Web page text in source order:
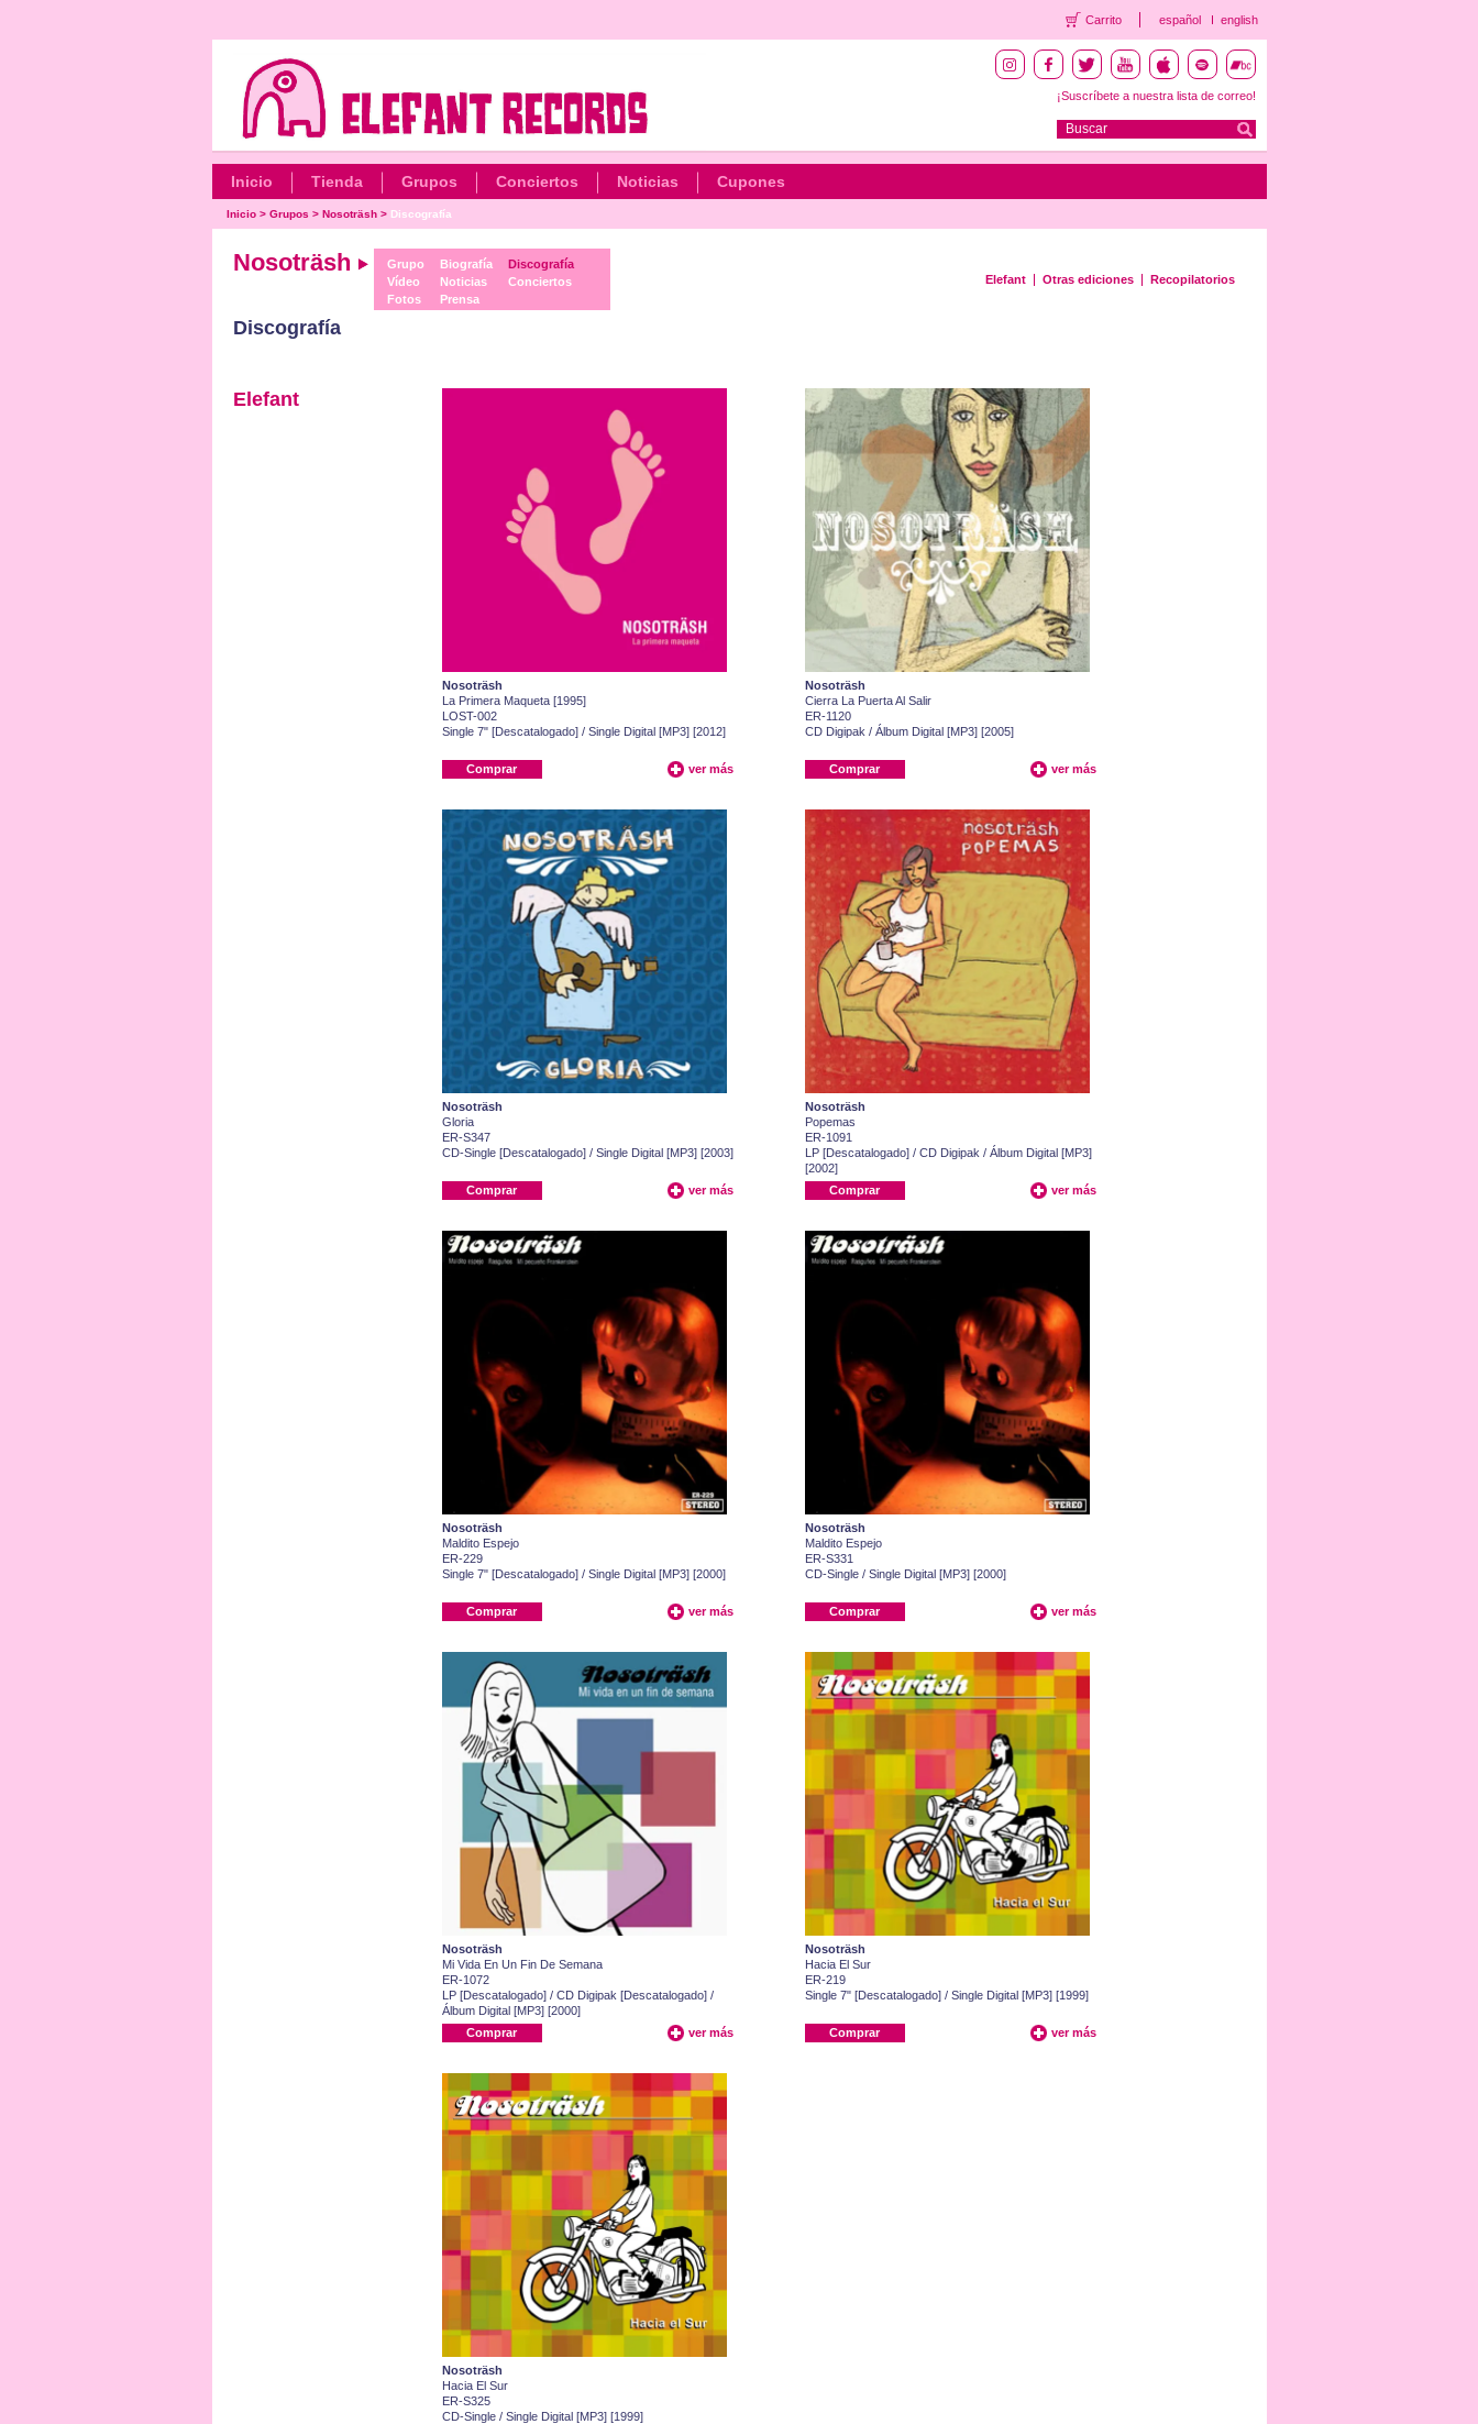
Carrito español english
¡Suscríbete a nuestra lista de correo!
Inicio Tienda Grupos Conciertos Noticias Cupones
Inicio> Grupos > Nosoträsh> Discografía
Nosoträsh
Grupo
Vídeo
Fotos
Biografía
Noticias
Prensa
Discografía
Conciertos
Discografía
Elefant Otras ediciones Recopilatorios
Elefant
Nosoträsh
La Primera Maqueta [1995]
LOST-002
Single 7" [Descatalogado] / Single Digital [MP3] [2012]
Comprar ver más
Nosoträsh
Cierra La Puerta Al Salir
ER-1120
CD Digipak / Álbum Digital [MP3] [2005]
Comprar ver más
Nosoträsh
Gloria
ER-S347
CD-Single [Descatalogado] / Single Digital [MP3] [2003]
Comprar ver más
Nosoträsh
Popemas
ER-1091
LP [Descatalogado] / CD Digipak / Álbum Digital [MP3]
[2002]
Comprar
ver más
Nosoträsh
Maldito Espejo
ER-229
Single 7" [Descatalogado] / Single Digital [MP3] [2000]
Comprar ver más
Nosoträsh
Maldito Espejo
ER-S331
CD-Single / Single Digital [MP3] [2000]
Comprar ver más
Nosoträsh
Mi Vida En Un Fin De Semana
ER-1072
LP [Descatalogado] / CD Digipak [Descatalogado] /
Álbum Digital [MP3] [2000]
Comprar
ver más
Nosoträsh
Hacia El Sur
ER-219
Single 7" [Descatalogado] / Single Digital [MP3] [1999]
Comprar ver más
Nosoträsh
Hacia El Sur
ER-S325
CD-Single / Single Digital [MP3] [1999]